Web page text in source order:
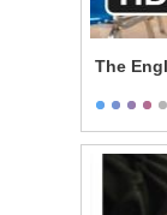
The